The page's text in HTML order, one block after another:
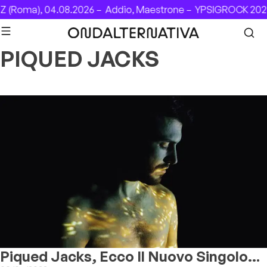
Skip to content
(Roma), 04.08.2026 –Addio, Maestrone –YPSIGROCK
PIQUED JACKS
Piqued Jacks, Ecco Il Nuovo Singolo